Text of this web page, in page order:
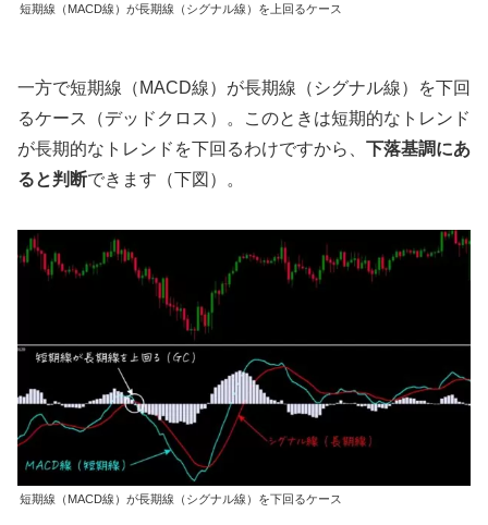
短期線（MACD線）が長期線（シグナル線）を上回るケース
一方で短期線（MACD線）が長期線（シグナル線）を下回
るケース（デッドクロス）。このときは短期的なトレンド
が長期的なトレンドを下回るわけですから、 下落基調にあ
ると判断できます（下図）。
短期線（MACD線）が長期線（シグナル線）を下回るケース